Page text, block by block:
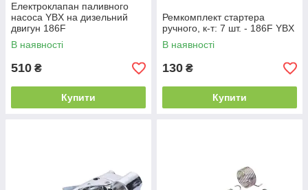
Електроклапан паливного
насоса YBX на дизельний
двигун 186F
В наявності
510 ₴
Купити
Ремкомплект стартера
ручного, к-т: 7 шт. - 186F YBX
В наявності
130 ₴
Купити